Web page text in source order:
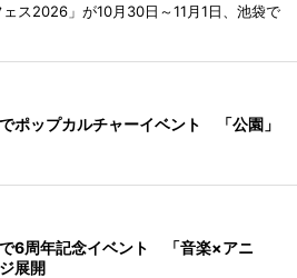
ェス2026」が10月30日～11月1日、池袋で
ポップカルチャーイベント 「公園」
6周年記念イベント 「音楽×アニ
展開